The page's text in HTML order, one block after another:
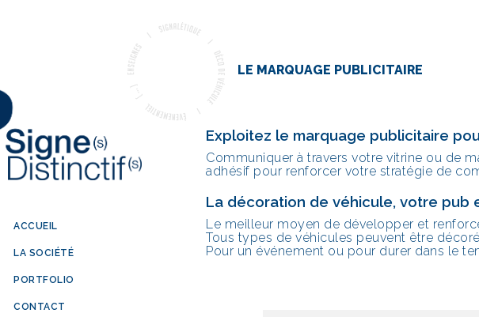
ACCUEIL
LA SOCIÉTÉ
PORTFOLIO
CONTACT
LE MARQUAGE PUBLICITAIRE
Exploitez le marquage publicitaire
Communiquer à travers votre vitrine ou de
adhésif pour renforcer votre stratégie de
La décoration de véhicule, votre pub
Le meilleur moyen de développer et
Tous types de véhicules peuvent être
Pour un événement ou pour durer dans le